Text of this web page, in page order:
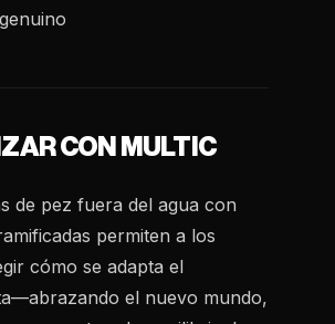
CON MULTIC
de pez fuera del agua con
permiten a los
cómo se adapta el
el nuevo mundo,